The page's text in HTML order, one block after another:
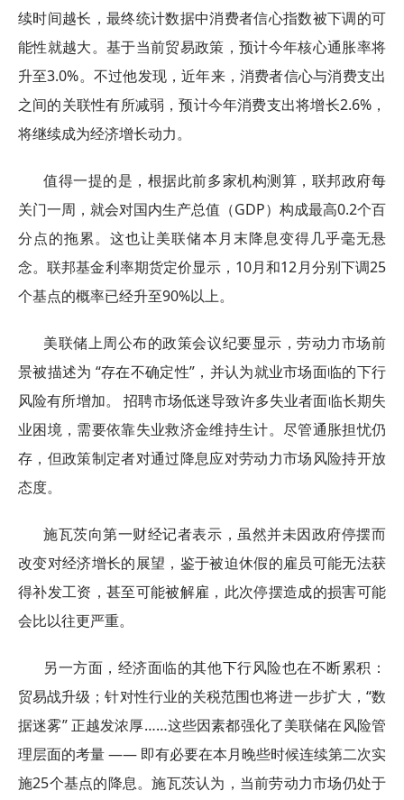
续时间越长，最终统计数据中消费者信心指数被下调的可
能性就越大。基于当前贸易政策，预计今年核心通胀率将
升至3.0%。不过他发现，近年来，消费者信心与消费支出
之间的关联性有所减弱，预计今年消费支出将增长2.6%，
将继续成为经济增长动力。
值得一提的是，根据此前多家机构测算，联邦政府每
关门一周，就会对国内生产总值（GDP）构成最高0.2个百
分点的拖累。这也让美联储本月末降息变得几乎毫无悬
念。联邦基金利率期货定价显示，10月和12月分别下调25
个基点的概率已经升至90%以上。
美联储上周公布的政策会议纪要显示，劳动力市场前
景被描述为 “存在不确定性”，并认为就业市场面临的下行
风险有所增加。 招聘市场低迷导致许多失业者面临长期失
业困境，需要依靠失业救济金维持生计。尽管通胀担忧仍
存，但政策制定者对通过降息应对劳动力市场风险持开放
态度。
施瓦茨向第一财经记者表示，虽然并未因政府停摆而
改变对经济增长的展望，鉴于被迫休假的雇员可能无法获
得补发工资，甚至可能被解雇，此次停摆造成的损害可能
会比以往更严重。
另一方面，经济面临的其他下行风险也在不断累积：
贸易战升级；针对性行业的关税范围也将进一步扩大，“数
据迷雾” 正越发浓厚……这些因素都强化了美联储在风险管
理层面的考量 —— 即有必要在本月晚些时候连续第二次实
施25个基点的降息。施瓦茨认为，当前劳动力市场仍处于